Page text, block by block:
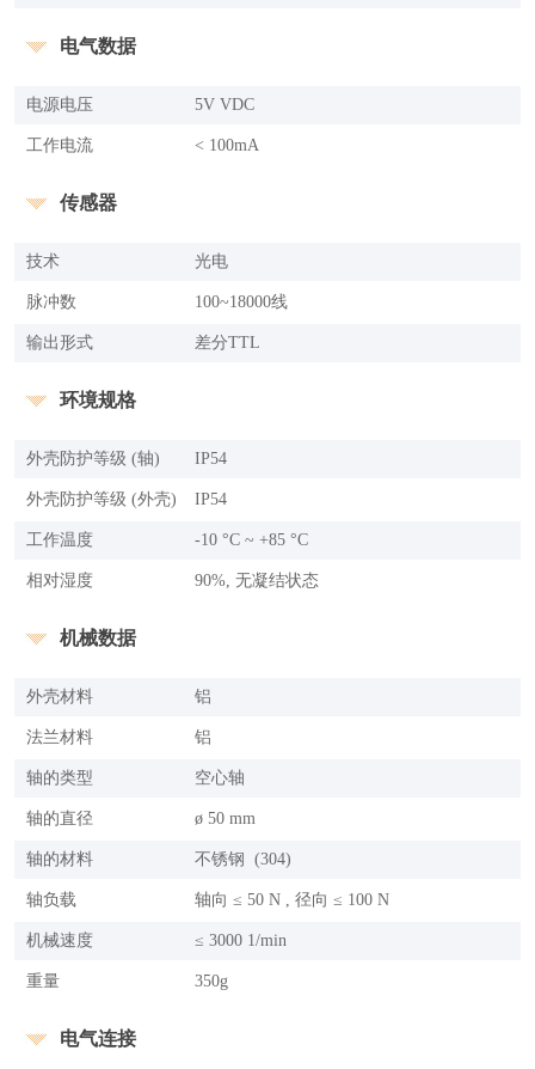
电气数据
电源电压 5V VDC
工作电流 < 100mA
传感器
技术 光电
脉冲数 100~18000线
输出形式 差分TTL
环境规格
外壳防护等级 (轴) IP54
外壳防护等级 (外壳) IP54
工作温度 -10 °C ~ +85 °C
相对湿度 90%, 无凝结状态
机械数据
外壳材料 铝
法兰材料 铝
轴的类型 空心轴
轴的直径 ø 50 mm
轴的材料 不锈钢 (304)
轴负载 轴向 ≤ 50 N , 径向 ≤ 100 N
机械速度 ≤ 3000 1/min
重量 350g
电气连接